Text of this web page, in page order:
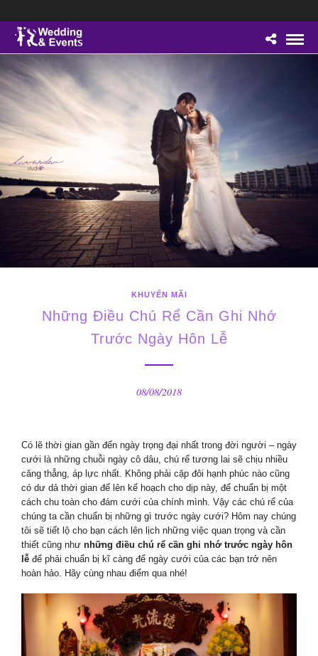
KHUYẾN MÃI
Những Điều Chú Rể Cần Ghi Nhớ
Trước Ngày Hôn Lễ
08/08/2018
Có lẽ thời gian gần đến ngày trọng đại nhất trong đời người – ngày
cưới là những chuỗi ngày cô dâu, chú rể tương lai sẽ chịu nhiều
căng thẳng, áp lực nhất. Không phải cặp đôi hạnh phúc nào cũng
có dư dả thời gian để lên kế hoạch cho dịp này, để chuẩn bị một
cách chu toàn cho đám cưới của chính mình. Vậy các chú rể của
chúng ta cần chuẩn bị những gì trước ngày cưới? Hôm nay chúng
tôi sẽ tiết lộ cho bạn cách lên lịch những việc quan trọng và cần
thiết cũng như những điều chú rể cần ghi nhớ trước ngày hôn
lễ để phải chuẩn bị kĩ càng để ngày cưới của các bạn trở nên
hoàn hảo. Hãy cùng nhau điểm qua nhé!